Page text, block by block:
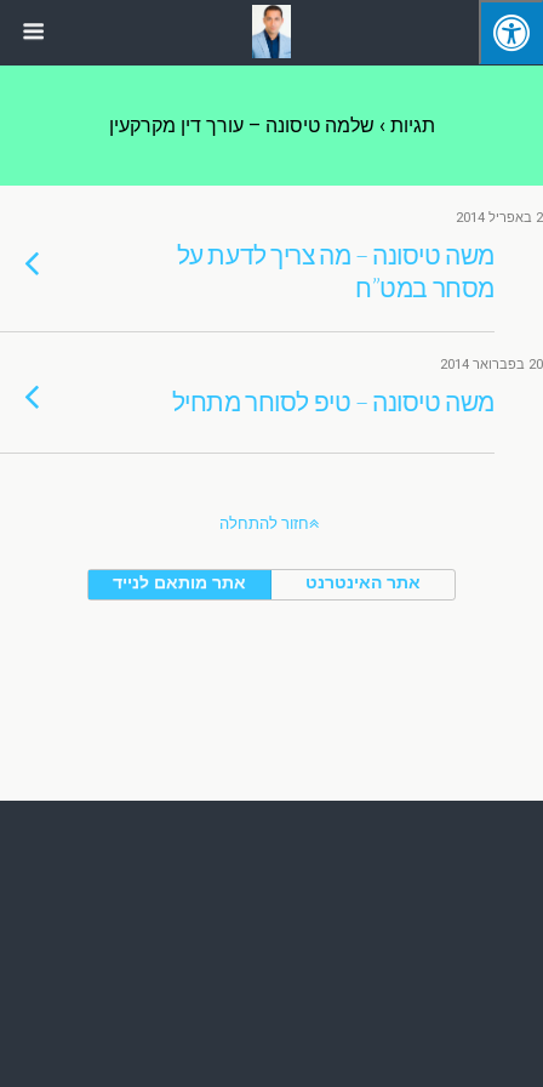
תגיות › שלמה טיסונה – עורך דין מקרקעין
2 באפריל 2014
משה טיסונה – מה צריך לדעת על
מסחר במט”ח
20 בפברואר 2014
משה טיסונה – טיפ לסוחר מתחיל
חזור להתחלה
אתר מותאם לנייד אתר האינטרנט